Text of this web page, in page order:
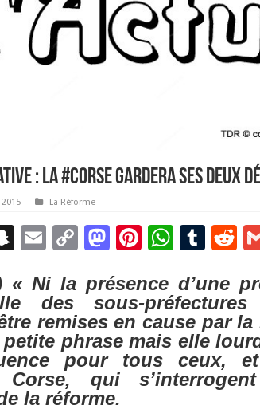
: la ‪#‎Corse‬ gardera ses deux
La Réforme
S
a
p
c
h
at
E
ai
l
C
p
y
Li
n
k
M
to
d
o
n
Pi
er
es
t
W
at
sA
p
p
T
m
bl
r
R
d
di
t
« Ni la présence d’une
des sous-
remises en cause par la
petite phrase mais elle
pour tous ceux,
Corse, qui
la réforme.